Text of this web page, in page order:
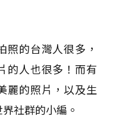
照的台灣人很多，
的人也很多！而有
麗的照片，以及生
社群的小編。